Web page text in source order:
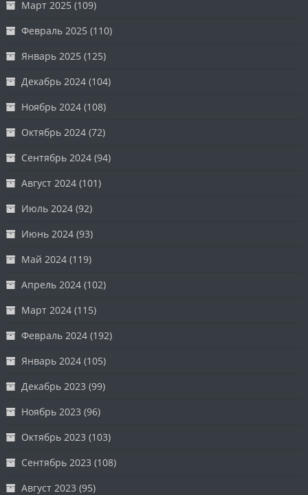
Март 2025 (109)
Февраль 2025 (110)
Январь 2025 (125)
Декабрь 2024 (104)
Ноябрь 2024 (108)
Октябрь 2024 (72)
Сентябрь 2024 (94)
Август 2024 (101)
Июль 2024 (92)
Июнь 2024 (93)
Май 2024 (119)
Апрель 2024 (102)
Март 2024 (115)
Февраль 2024 (192)
Январь 2024 (105)
Декабрь 2023 (99)
Ноябрь 2023 (96)
Октябрь 2023 (103)
Сентябрь 2023 (108)
Август 2023 (95)